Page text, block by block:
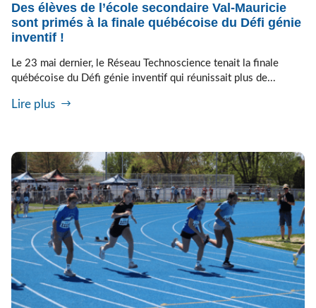
Des élèves de l’école secondaire Val-Mauricie
sont primés à la finale québécoise du Défi génie
inventif !
Le 23 mai dernier, le Réseau Technoscience tenait la finale
québécoise du Défi génie inventif qui réunissait plus de...
Lire plus